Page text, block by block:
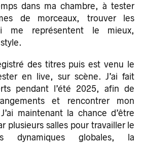
dans ma chambre, à tester
de morceaux, trouver les
me représentent le mieux,
des titres puis est venu le
en live, sur scène. J’ai fait
pendant l’été 2025, afin de
et rencontrer mon
maintenant la chance d’être
plusieurs salles pour travailler le
globales, la